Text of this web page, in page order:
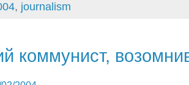
, journalism
коммунист,